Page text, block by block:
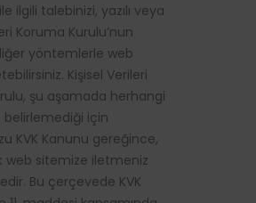
ilgili talebinizi, yazılı veya
Koruma Kurulu’nun
yöntemlerle web
Kişisel Verileri
şu aşamada herhangi
için
KVK Kanunu gereğince,
web sitemize iletmeniz
Bu çerçevede KVK